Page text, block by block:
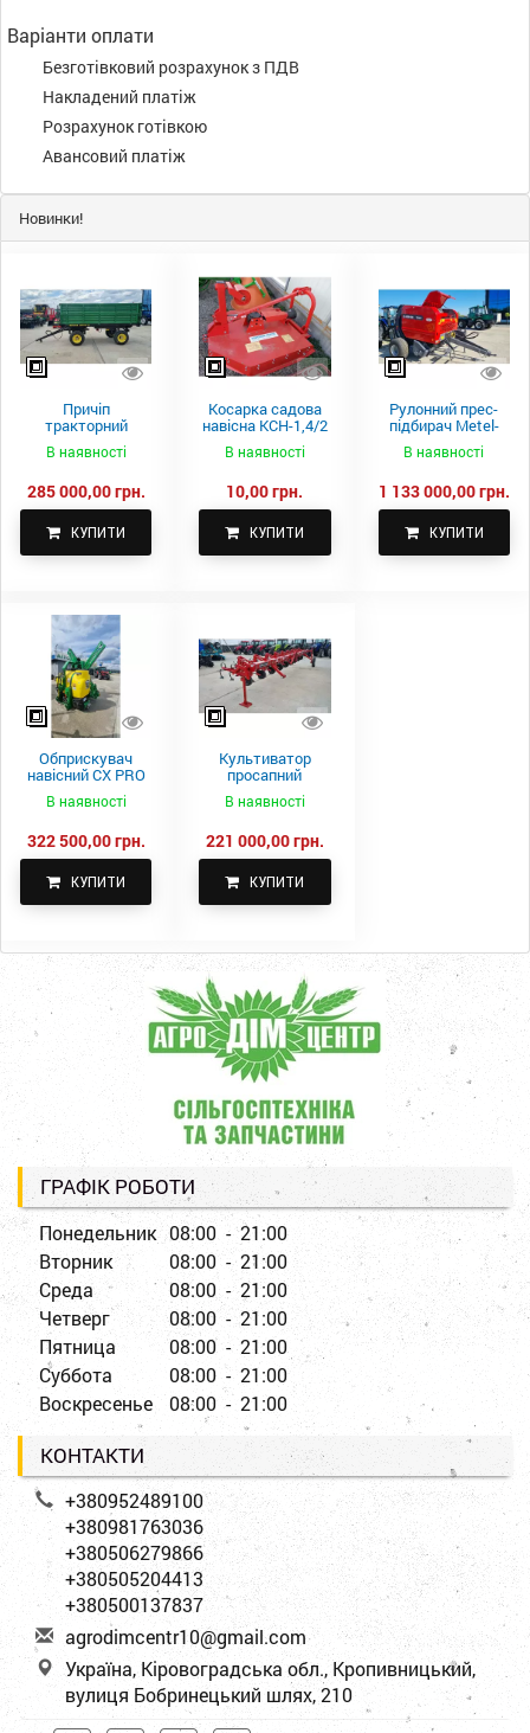
Варіанти оплати
Безготівковий розрахунок з ПДВ
Накладений платіж
Розрахунок готівкою
Авансовий платіж
Новинки!
Причіп
тракторний
самоскидний
Spike 2 ПТС-4
В наявності
285 000,00 грн.
КУПИТИ
Косарка садова
навісна КСН-1,4/2
В наявності
10,00 грн.
КУПИТИ
Рулонний прес-
підбирач Metel-
Fach Z 587
В наявності
1 133 000,00 грн.
КУПИТИ
Обприскувач
навісний CX PRO
В наявності
322 500,00 грн.
КУПИТИ
Культиватор
просапний
КПН-5,6-05
В наявності
221 000,00 грн.
КУПИТИ
ГРАФІК РОБОТИ
Понедельник 08:00 - 21:00
Вторник
08:00 - 21:00
Среда
08:00 - 21:00
Четверг
08:00 - 21:00
Пятница
08:00 - 21:00
Суббота
08:00 - 21:00
Воскресенье
08:00 - 21:00
КОНТАКТИ
+380952489100
+380981763036
+380506279866
+380505204413
+380500137837
agrodimcentr10@gmail.com
Україна, Кіровоградська обл., Кропивницький,
вулиця Бобринецький шлях, 210